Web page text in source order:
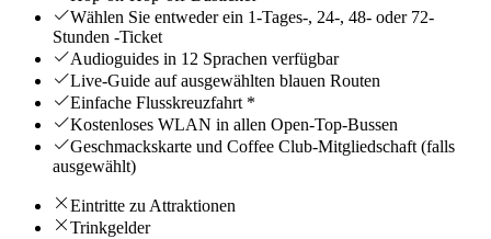
Wählen Sie entweder ein 1-Tages-, 24-, 48- oder 72-
Stunden -Ticket
Audioguides in 12 Sprachen verfügbar
Live-Guide auf ausgewählten blauen Routen
Einfache Flusskreuzfahrt *
Kostenloses WLAN in allen Open-Top-Bussen
Geschmackskarte und Coffee Club-Mitgliedschaft (falls
ausgewählt)
Eintritte zu Attraktionen
Trinkgelder